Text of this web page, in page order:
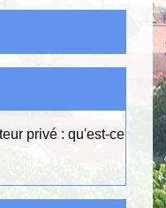
privé : qu'est-ce